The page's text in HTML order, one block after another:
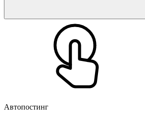
Автопостинг